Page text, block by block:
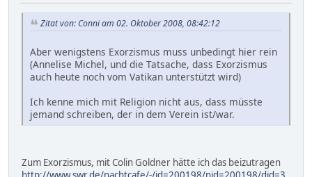
Zitat von: Conni am 02. Oktober 2008, 08:42:12
Aber wenigstens Exorzismus muss unbedingt hier rein
(Annelise Michel, und die Tatsache, dass Exorzismus
auch heute noch vom Vatikan unterstützt wird)
Ich kenne mich mit Religion nicht aus, dass müsste
jemand schreiben, der in dem Verein ist/war.
Zum Exorzismus, mit Colin Goldner hätte ich das beizutragen